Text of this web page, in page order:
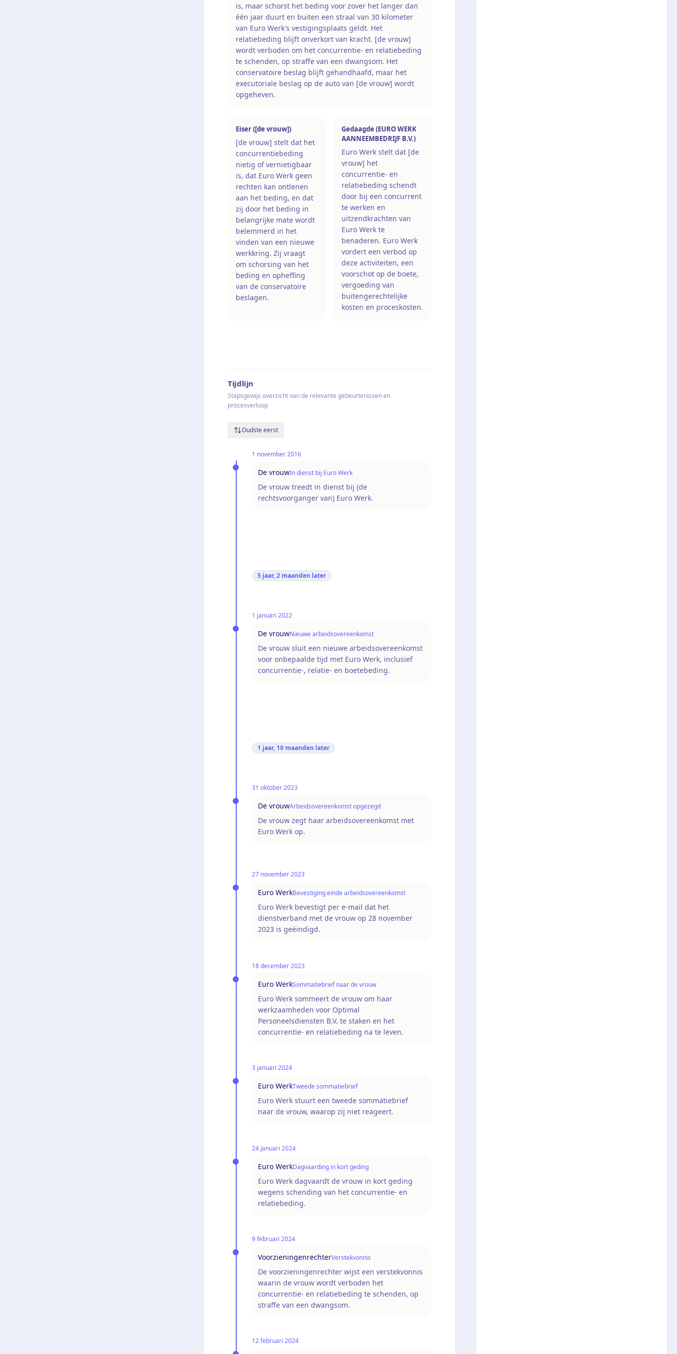
is, maar schorst het beding voor zover het langer dan
één jaar duurt en buiten een straal van 30 kilometer
van Euro Werk's vestigingsplaats geldt. Het
relatiebeding blijft onverkort van kracht. [de vrouw]
wordt verboden om het concurrentie- en relatiebeding
te schenden, op straffe van een dwangsom. Het
conservatoire beslag blijft gehandhaafd, maar het
executoriale beslag op de auto van [de vrouw] wordt
opgeheven.
Eiser ([de vrouw])
[de vrouw] stelt dat het
concurrentiebeding
nietig of vernietigbaar
is, dat Euro Werk geen
rechten kan ontlenen
aan het beding, en dat
zij door het beding in
belangrijke mate wordt
belemmerd in het
vinden van een nieuwe
werkkring. Zij vraagt
om schorsing van het
beding en opheffing
van de conservatoire
beslagen.
Gedaagde (EURO WERK
AANNEEMBEDRIJF B.V.)
Euro Werk stelt dat [de
vrouw] het
concurrentie- en
relatiebeding schendt
door bij een concurrent
te werken en
uitzendkrachten van
Euro Werk te
benaderen. Euro Werk
vordert een verbod op
deze activiteiten, een
voorschot op de boete,
vergoeding van
buitengerechtelijke
kosten en proceskosten.
Tijdlijn
Stapsgewijs overzicht van de relevante gebeurtenissen en
procesverloop
Oudste eerst
1 november 2016
De vrouwIn dienst bij Euro Werk
De vrouw treedt in dienst bij (de
rechtsvoorganger van) Euro Werk.
5 jaar, 2 maanden later
1 januari 2022
De vrouwNieuwe arbeidsovereenkomst
De vrouw sluit een nieuwe arbeidsovereenkomst
voor onbepaalde tijd met Euro Werk, inclusief
concurrentie-, relatie- en boetebeding.
1 jaar, 10 maanden later
31 oktober 2023
De vrouwArbeidsovereenkomst opgezegd
De vrouw zegt haar arbeidsovereenkomst met
Euro Werk op.
27 november 2023
Euro WerkBevestiging einde arbeidsovereenkomst
Euro Werk bevestigt per e-mail dat het
dienstverband met de vrouw op 28 november
2023 is geëindigd.
18 december 2023
Euro WerkSommatiebrief naar de vrouw
Euro Werk sommeert de vrouw om haar
werkzaamheden voor Optimal
Personeelsdiensten B.V. te staken en het
concurrentie- en relatiebeding na te leven.
3 januari 2024
Euro WerkTweede sommatiebrief
Euro Werk stuurt een tweede sommatiebrief
naar de vrouw, waarop zij niet reageert.
24 januari 2024
Euro WerkDagvaarding in kort geding
Euro Werk dagvaardt de vrouw in kort geding
wegens schending van het concurrentie- en
relatiebeding.
9 februari 2024
VoorzieningenrechterVerstekvonnis
De voorzieningenrechter wijst een verstekvonnis
waarin de vrouw wordt verboden het
concurrentie- en relatiebeding te schenden, op
straffe van een dwangsom.
12 februari 2024